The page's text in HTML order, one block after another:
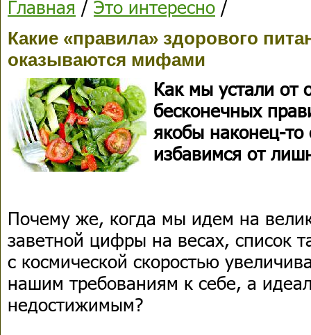
Главная / Это интересно /
Какие «правила» здорового
оказываются мифами
Как мы устали от
бесконечных
якобы наконец-
избавимся от
Почему же, когда мы идем на
заветной цифры на весах, список
с космической скоростью
нашим требованиям к себе, а
недостижимым?